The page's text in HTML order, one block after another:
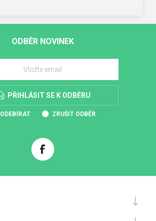
ODBĚR NOVINEK
PŘIHLÁSIT SE K ODBĚRU
ODEBÍRAT ZRUŠIT ODBĚR